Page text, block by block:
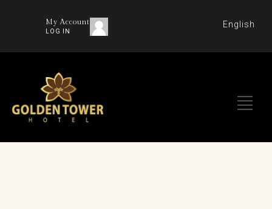
English
My Account
LOG IN